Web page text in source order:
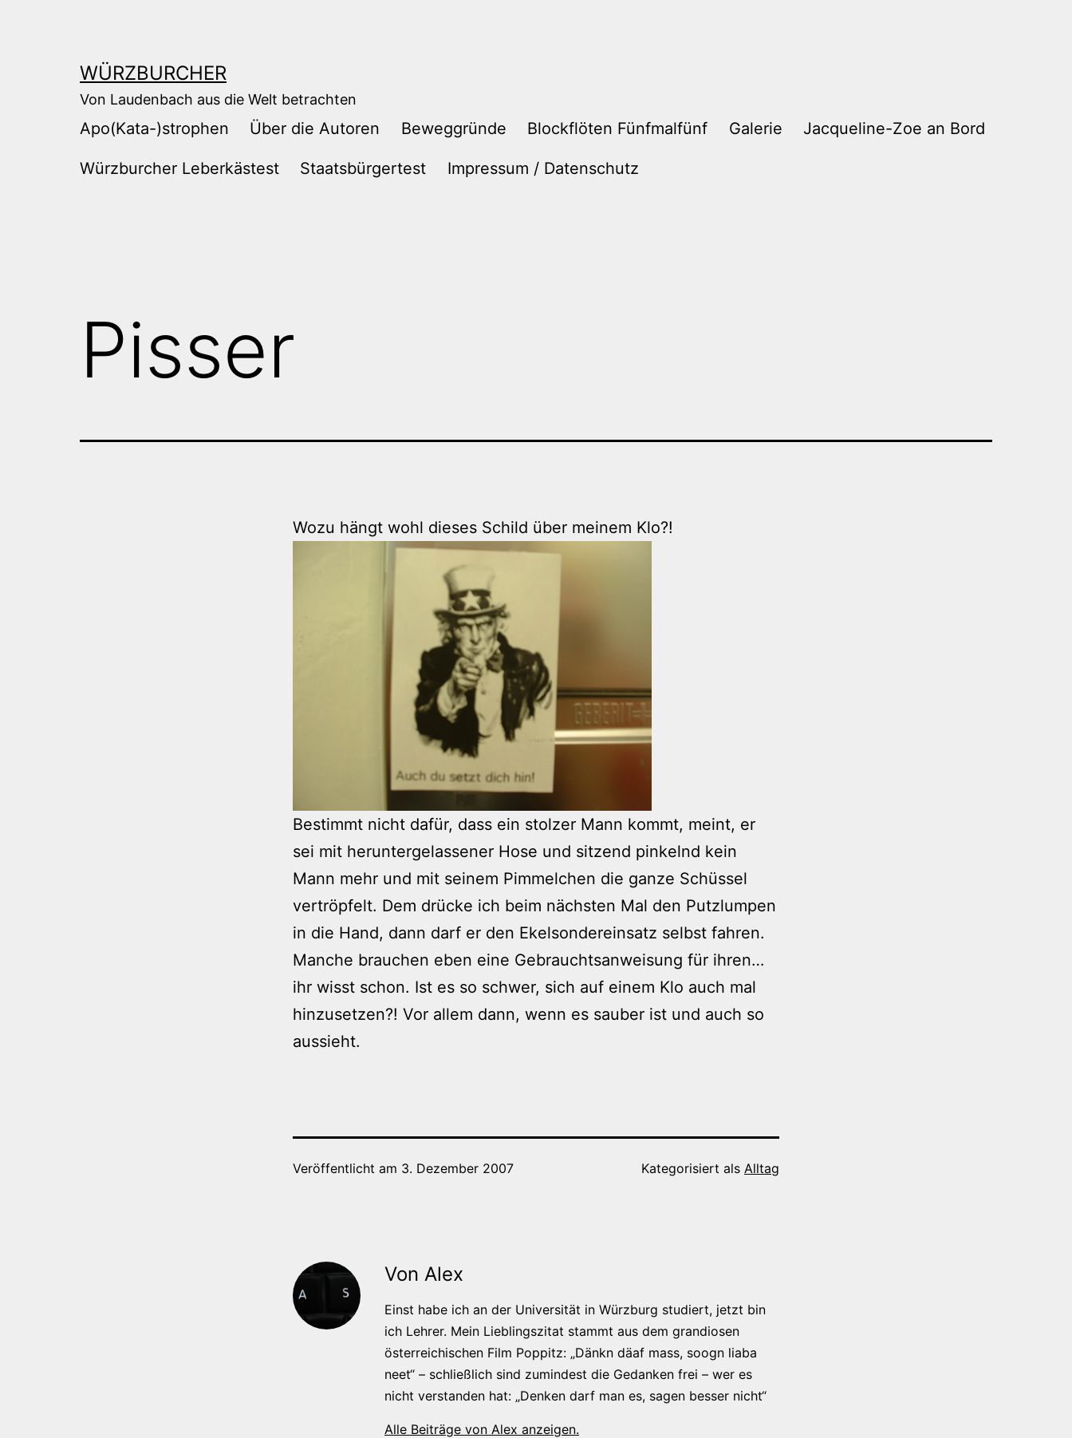
WÜRZBURCHER
Von Laudenbach aus die Welt betrachten
Apo(Kata-)strophen Über die Autoren Beweggründe Blockflöten Fünfmalfünf Galerie Jacqueline-Zoe an Bord
Würzburcher Leberkästest Staatsbürgertest Impressum / Datenschutz
Pisser
Wozu hängt wohl dieses Schild über meinem Klo?!
Bestimmt nicht dafür, dass ein stolzer Mann kommt, meint, er
sei mit heruntergelassener Hose und sitzend pinkelnd kein
Mann mehr und mit seinem Pimmelchen die ganze Schüssel
vertröpfelt. Dem drücke ich beim nächsten Mal den Putzlumpen
in die Hand, dann darf er den Ekelsondereinsatz selbst fahren.
Manche brauchen eben eine Gebrauchtsanweisung für ihren…
ihr wisst schon. Ist es so schwer, sich auf einem Klo auch mal
hinzusetzen?! Vor allem dann, wenn es sauber ist und auch so
aussieht.
Veröffentlicht am 3. Dezember 2007 Kategorisiert als Alltag
Von Alex
Einst habe ich an der Universität in Würzburg studiert, jetzt bin
ich Lehrer. Mein Lieblingszitat stammt aus dem grandiosen
österreichischen Film Poppitz: „Dänkn däaf mass, soogn liaba
neet“ – schließlich sind zumindest die Gedanken frei – wer es
nicht verstanden hat: „Denken darf man es, sagen besser nicht“
Alle Beiträge von Alex anzeigen.